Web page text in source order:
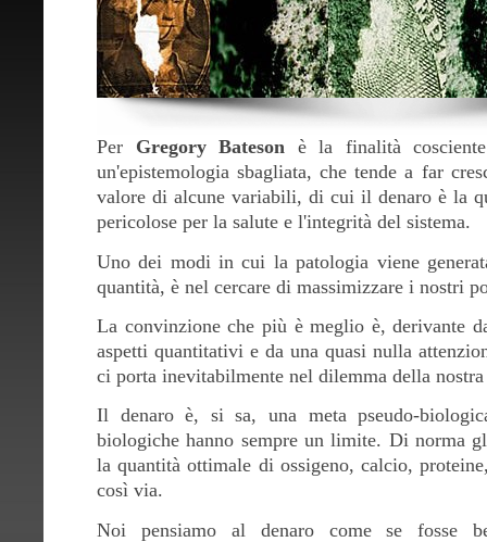
Per Gregory Bateson è la finalità
un'epistemologia sbagliata, che tende a far
valore di alcune variabili, di cui il denaro è la
pericolose per la salute e l'integrità del sistema.
Uno dei modi in cui la patologia viene
quantità, è nel cercare di massimizzare i nostri
La convinzione che più è meglio è, derivante
aspetti quantitativi e da una quasi nulla
ci porta inevitabilmente nel dilemma della
Il denaro è, si sa, una meta pseudo-
biologiche hanno sempre un limite. Di norma
la quantità ottimale di ossigeno, calcio,
così via.
Noi pensiamo al denaro come se fosse